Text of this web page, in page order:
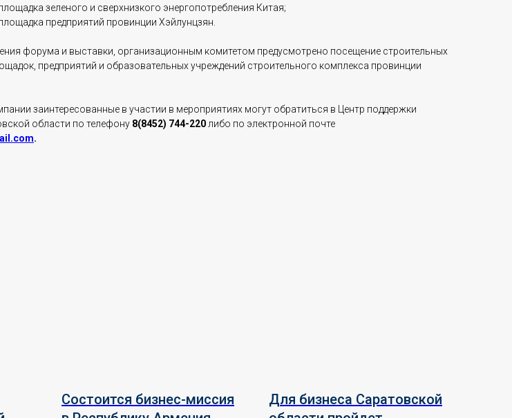
зеленого и сверхнизкого энергопотребления Китая;
предприятий провинции Хэйлунцзян.
форума и выставки, организационным комитетом предусмотрено посещение строительных
предприятий и образовательных учреждений строительного комплекса провинции
заинтересованные в участии в мероприятиях могут обратиться в Центр поддержки
области по телефону 8(8452) 744-220 либо по электронной почте
.
Состоится бизнес-миссия
Для бизнеса Саратовской